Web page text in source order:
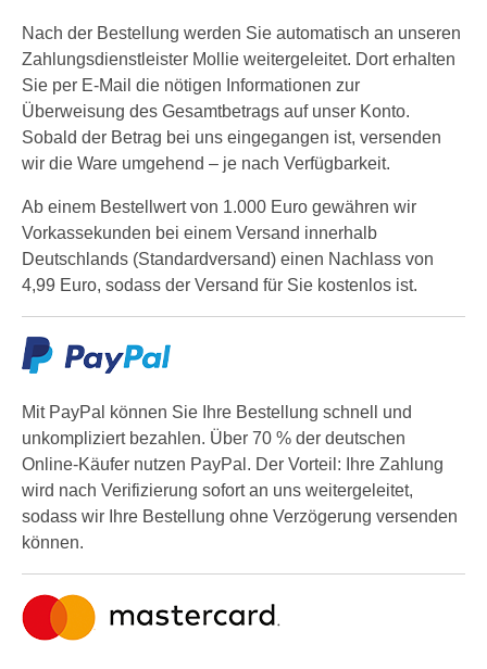
Nach der Bestellung werden Sie automatisch an unseren
Zahlungsdienstleister Mollie weitergeleitet. Dort erhalten
Sie per E-Mail die nötigen Informationen zur
Überweisung des Gesamtbetrags auf unser Konto.
Sobald der Betrag bei uns eingegangen ist, versenden
wir die Ware umgehend – je nach Verfügbarkeit.
Ab einem Bestellwert von 1.000 Euro gewähren wir
Vorkassekunden bei einem Versand innerhalb
Deutschlands (Standardversand) einen Nachlass von
4,99 Euro, sodass der Versand für Sie kostenlos ist.
Mit PayPal können Sie Ihre Bestellung schnell und
unkompliziert bezahlen. Über 70 % der deutschen
Online-Käufer nutzen PayPal. Der Vorteil: Ihre Zahlung
wird nach Verifizierung sofort an uns weitergeleitet,
sodass wir Ihre Bestellung ohne Verzögerung versenden
können.